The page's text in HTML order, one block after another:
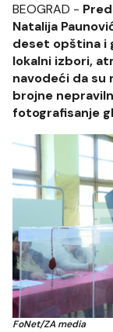
BEOGRAD -
Natalija
deset opština i
lokalni izbori,
navodeći da su
brojne
fotografisanje
FoNet/ZA media